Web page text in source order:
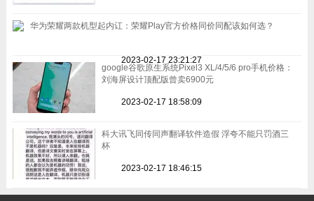
华为荣耀两款机型起内讧：荣耀Play官方价格同价同配该如何选？
2023-02-17 23:21:27
google谷歌原生系统Pixel3 XL/4/5/6 pro手机价格：
刘海屏设计顶配版曾卖6900元
2023-02-17 18:58:09
科大讯飞同传同声翻译软件造假 浮夸不能只罚酒三
杯
2023-02-17 18:46:15